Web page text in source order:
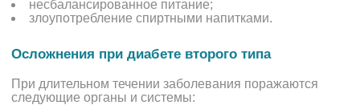
несбалансированное питание;
злоупотребление спиртными напитками.
Осложнения при диабете второго типа
При длительном течении заболевания поражаются
следующие органы и системы: